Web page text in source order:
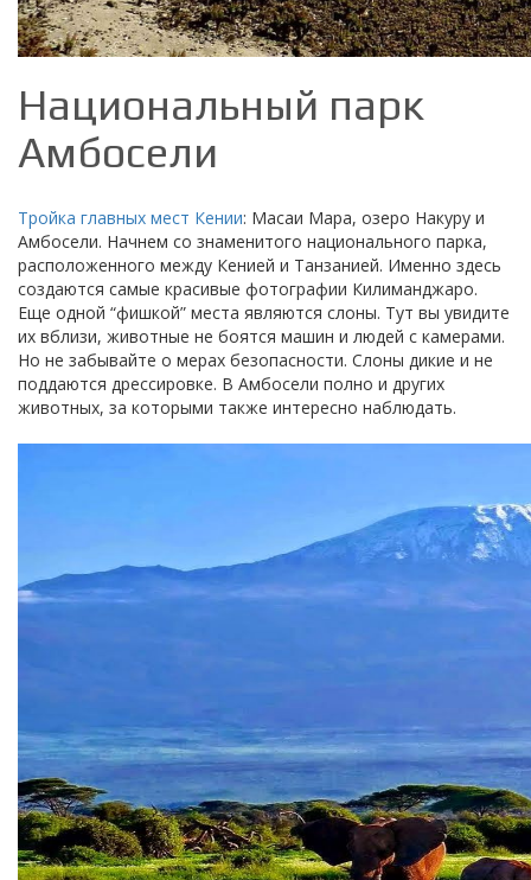
Национальный парк
Амбосели
Тройка главных мест Кении: Масаи Мара, озеро Накуру и
Амбосели. Начнем со знаменитого национального парка,
расположенного между Кенией и Танзанией. Именно здесь
создаются самые красивые фотографии Килиманджаро.
Еще одной “фишкой” места являются слоны. Тут вы увидите
их вблизи, животные не боятся машин и людей с камерами.
Но не забывайте о мерах безопасности. Слоны дикие и не
поддаются дрессировке. В Амбосели полно и других
животных, за которыми также интересно наблюдать.